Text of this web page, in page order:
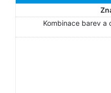
Kombinace barev a